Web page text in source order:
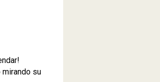
mirando su